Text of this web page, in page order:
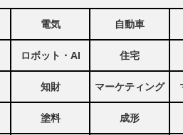
電気 自動車
ロボット・AI 住宅
知財 マーケティング
塗料 成形